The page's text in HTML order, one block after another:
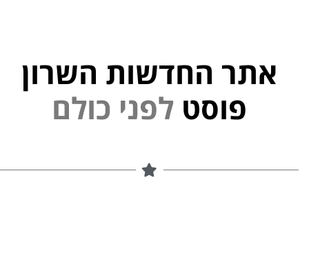
אתר החדשות השרון
פוסט